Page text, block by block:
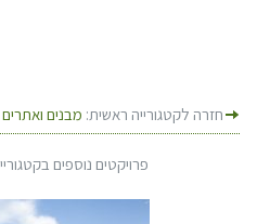
חזרה לקטגורייה ראשית: מבנים ואתרים
פרויקטים נוספים